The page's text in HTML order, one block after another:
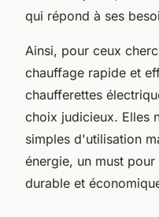
qui répond à ses
Ainsi, pour ceux
chauffage rapide et
chaufferettes
choix judicieux. Elles
simples d'utilisation
énergie, un must
durable et